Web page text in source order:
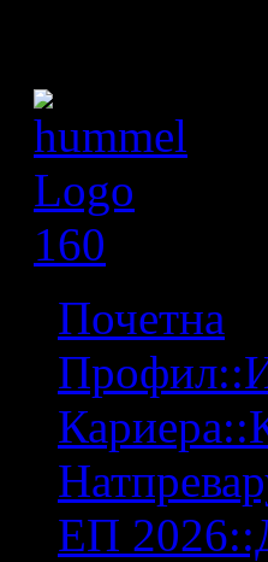
Почетна
ЕП